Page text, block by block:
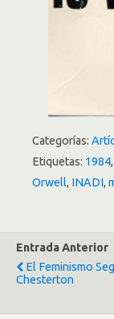
Categorías:
Etiquetas: 1984,
Orwell, INADI,
Entrada Anterior
El Feminismo
Chesterton